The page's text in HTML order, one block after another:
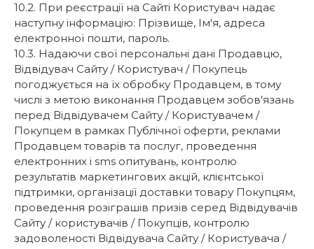
10.2. При реєстрації на Сайті Користувач надає
наступну інформацію: Прізвище, Ім'я, адреса
електронної пошти, пароль.
10.3. Надаючи свої персональні дані Продавцю,
Відвідувач Сайту / Користувач / Покупець
погоджується на їх обробку Продавцем, в тому
числі з метою виконання Продавцем зобов'язань
перед Відвідувачем Сайту / Користувачем /
Покупцем в рамках Публічної оферти, реклами
Продавцем товарів та послуг, проведення
електронних і sms опитувань, контролю
результатів маркетингових акцій, клієнтської
підтримки, організації доставки товару Покупцям,
проведення розіграшів призів серед Відвідувачів
Сайту / користувачів / Покупців, контролю
задоволеності Відвідувача Сайту / Користувача /